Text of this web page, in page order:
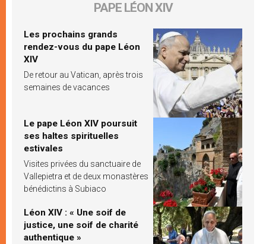
PAPE LÉON XIV
Les prochains grands
rendez-vous du pape Léon
XIV
De retour au Vatican, après trois
semaines de vacances
Le pape Léon XIV poursuit
ses haltes spirituelles
estivales
Visites privées du sanctuaire de
Vallepietra et de deux monastères
bénédictins à Subiaco
Léon XIV : « Une soif de
justice, une soif de charité
authentique »